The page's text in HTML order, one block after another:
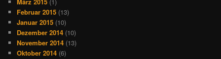
Februar 2015 (13)
Januar 2015 (10)
Dezember 2014 (10)
November 2014 (13)
Oktober 2014 (6)